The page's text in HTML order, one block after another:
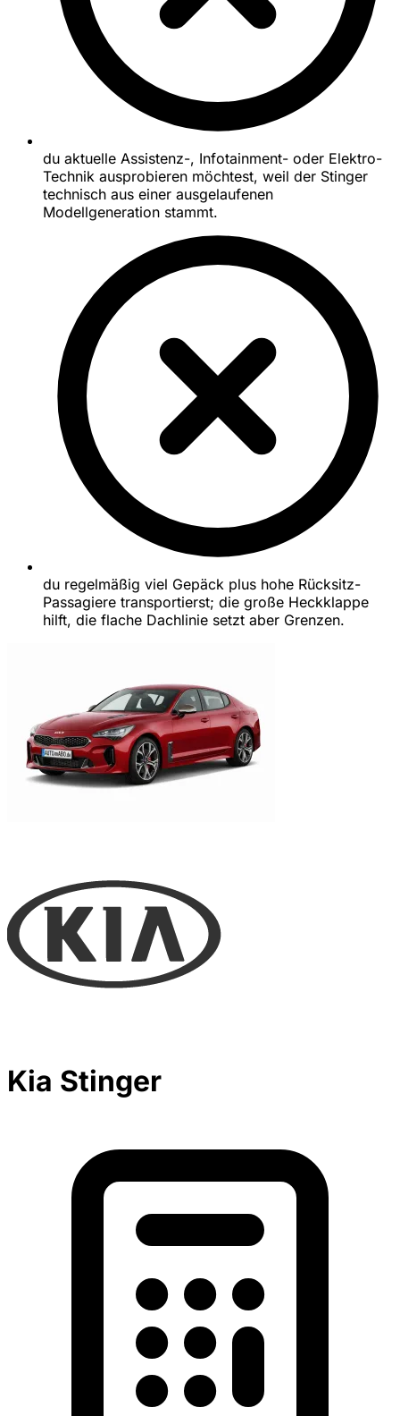
du aktuelle Assistenz-, Infotainment- oder Elektro-
Technik ausprobieren möchtest, weil der Stinger
technisch aus einer ausgelaufenen
Modellgeneration stammt.
du regelmäßig viel Gepäck plus hohe Rücksitz-
Passagiere transportierst; die große Heckklappe
hilft, die flache Dachlinie setzt aber Grenzen.
Kia Stinger